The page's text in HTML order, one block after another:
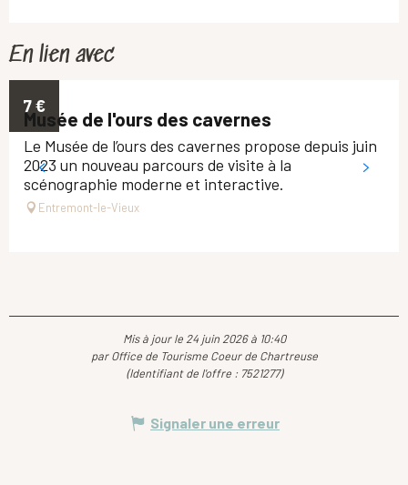
En lien avec
7€
Musée de l'ours des cavernes
Le Musée de l’ours des cavernes propose depuis juin
2023 un nouveau parcours de visite à la
scénographie moderne et interactive.
Entremont-le-Vieux
Mis à jour le 24 juin 2026 à 10:40
par Office de Tourisme Coeur de Chartreuse
(Identifiant de l'offre : 7521277)
Signaler une erreur